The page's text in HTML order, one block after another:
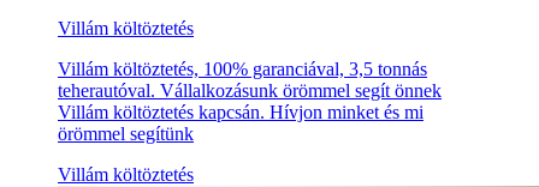
Villám költöztetés
Villám költöztetés, 100% garanciával, 3,5 tonnás
teherautóval. Vállalkozásunk örömmel segít önnek
Villám költöztetés kapcsán. Hívjon minket és mi
örömmel segítünk
Villám költöztetés